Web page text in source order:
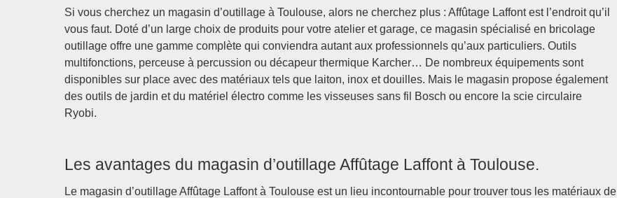
Si vous cherchez un magasin d’outillage à Toulouse, alors ne cherchez plus : Affûtage Laffont est l’endroit qu’il
vous faut. Doté d’un large choix de produits pour votre atelier et garage, ce magasin spécialisé en bricolage
outillage offre une gamme complète qui conviendra autant aux professionnels qu’aux particuliers. Outils
multifonctions, perceuse à percussion ou décapeur thermique Karcher… De nombreux équipements sont
disponibles sur place avec des matériaux tels que laiton, inox et douilles. Mais le magasin propose également
des outils de jardin et du matériel électro comme les visseuses sans fil Bosch ou encore la scie circulaire
Ryobi.
Les avantages du magasin d’outillage Affûtage Laffont à Toulouse.
Le magasin d’outillage Affûtage Laffont à Toulouse est un lieu incontournable pour trouver tous les matériaux de